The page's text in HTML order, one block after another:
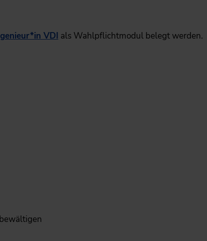
VDI als Wahlpflichtmodul belegt werden.